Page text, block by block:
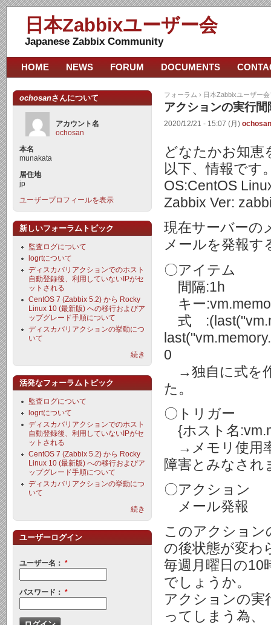
日本Zabbixユーザー会
Japanese Zabbix Community
フォーラム › 日本Zabbixユーザー
アクションの実行
2020/12/21 - 15:07 (月) ochosan
どなたかお知恵
以下、情報です
OS:CentOS
Zabbix Ver:
現在サーバーの
メールを発報す
〇アイテム
間隔:1h
キー
式
0
→独自に式を
た。
〇トリガー
{ホスト名
→メモリ使用
障害とみなされ
〇アクション
メール発報
このアクション
の後状態が変わ
毎週月曜日の10
でしょうか。
アクションの実
ってしまう為、
HOME NEWS FORUM DOCUMENTS
ochosanさんについて
アカウント名
ochosan
本名
munakata
居住地
jp
ユーザープロフィールを表示
新しいフォーラムトピック
監査ログについて
logrtについて
ディスカバリアクションでのホスト
自動登録後、利用していないIPがセ
ットされる
CentOS 7 (Zabbix 5.2) から Rocky
Linux 10 (最新版) への移行およびア
ップグレード手順について
ディスカバリアクションの挙動につ
いて
続き
活発なフォーラムトピック
監査ログについて
logrtについて
ディスカバリアクションでのホスト
自動登録後、利用していないIPがセ
ットされる
CentOS 7 (Zabbix 5.2) から Rocky
Linux 10 (最新版) への移行およびア
ップグレード手順について
ディスカバリアクションの挙動につ
いて
続き
ユーザーログイン
ユーザー名： *
パスワード： *